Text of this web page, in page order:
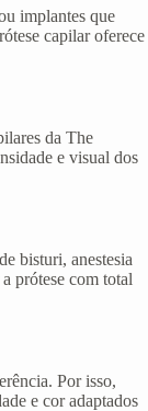
implantes que
capilar oferece
da The
e visual dos
bisturi, anestesia
prótese com total
Por isso,
e cor adaptados